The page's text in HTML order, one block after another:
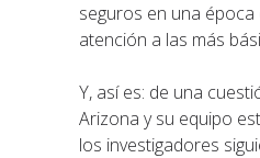
seguros en una
atención a las más
Y, así es: de una
Arizona y su equipo
los investigadores